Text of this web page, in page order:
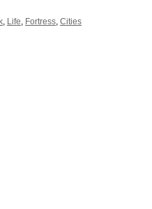
, Life, Fortress, Cities